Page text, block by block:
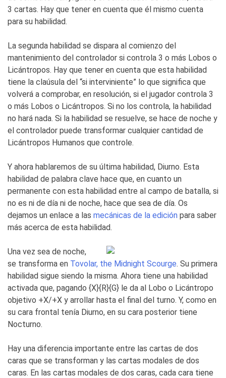
3 cartas. Hay que tener en cuenta que él mismo cuenta
para su habilidad.
La segunda habilidad se dispara al comienzo del
mantenimiento del controlador si controla 3 o más Lobos o
Licántropos. Hay que tener en cuenta que esta habilidad
tiene la claúsula del “si interviniente” lo que significa que
volverá a comprobar, en resolución, si el jugador controla 3
o más Lobos o Licántropos. Si no los controla, la habilidad
no hará nada. Si la habilidad se resuelve, se hace de noche y
el controlador puede transformar cualquier cantidad de
Licántropos Humanos que controle.
Y ahora hablaremos de su última habilidad, Diurno. Esta
habilidad de palabra clave hace que, en cuanto un
permanente con esta habilidad entre al campo de batalla, si
no es ni de día ni de noche, hace que sea de día. Os
dejamos un enlace a las mecánicas de la edición para saber
más acerca de esta habilidad.
Una vez sea de noche,
se transforma en Tovolar, the Midnight Scourge. Su primera
habilidad sigue siendo la misma. Ahora tiene una habilidad
activada que, pagando {X}{R}{G} le da al Lobo o Licántropo
objetivo +X/+X y arrollar hasta el final del turno. Y, como en
su cara frontal tenía Diurno, en su cara posterior tiene
Nocturno.
Hay una diferencia importante entre las cartas de dos
caras que se transforman y las cartas modales de dos
caras. En las cartas modales de dos caras, cada cara tiene